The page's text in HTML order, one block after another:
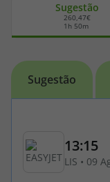
Voos + Hotel
Disneyland ®
Cruzeiros
Sugestão
260,47€
1h 50m